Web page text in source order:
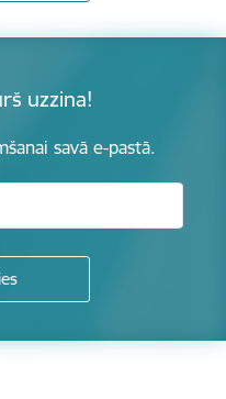
uzzina!
savā e-pastā.